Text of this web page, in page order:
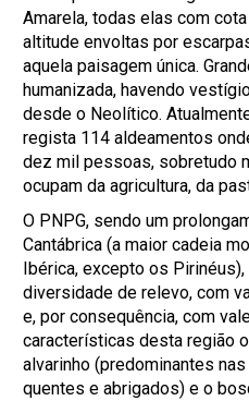
Amarela, todas elas com
altitude envoltas por
aquela paisagem única.
humanizada, havendo
desde o Neolítico.
regista 114 aldeamentos
dez mil pessoas, sobretudo
ocupam da agricultura, da
O PNPG, sendo um
Cantábrica (a maior cadeia
Ibérica, excepto os Pirinéus),
diversidade de relevo, com
e, por consequência, com
características desta região
alvarinho (predominantes
quentes e abrigados) e o